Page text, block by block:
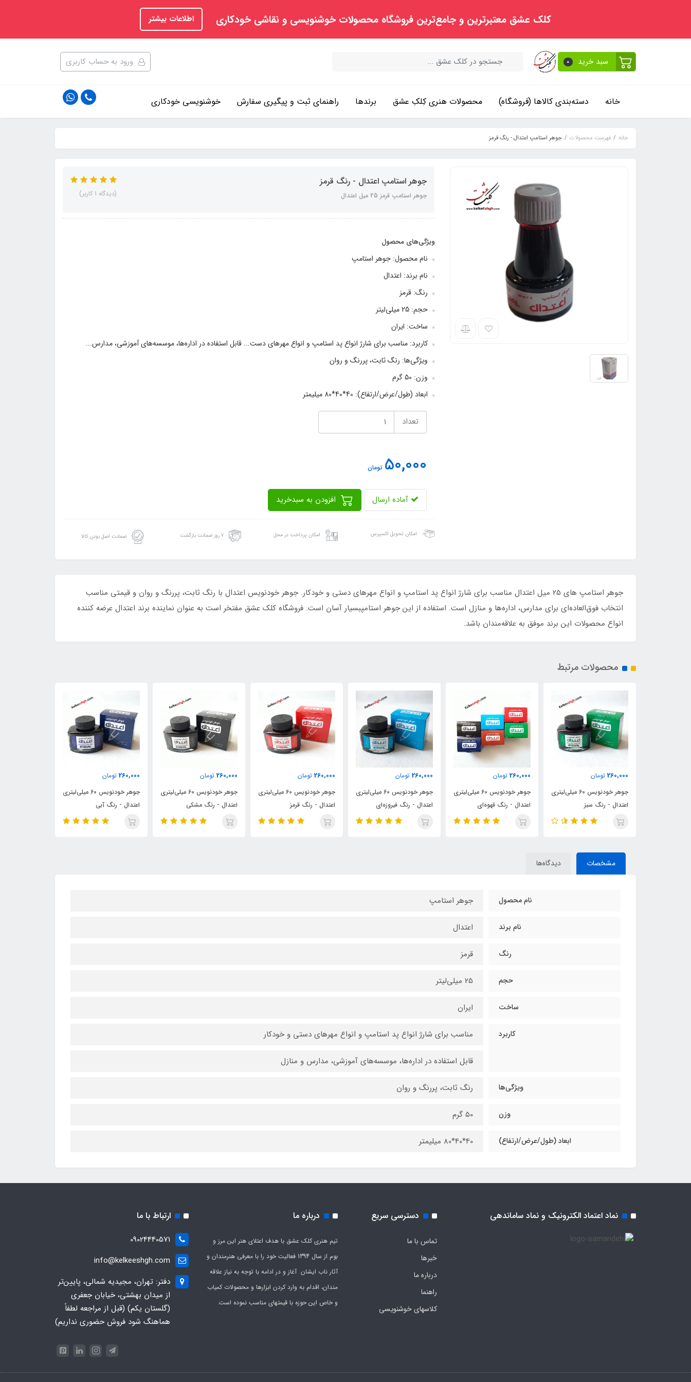
کلک عشق معتبرترین و جامع‌ترین فروشگاه محصولات خوشنویسی و نقاشی خودکاری اطلاعات بیشتر
سبد خرید 0 ورود به حساب کاربری
خانه دسته‌بندی کالاها (فروشگاه) محصولات هنری کِلکِ عشق برندها راهنمای ثبت و پیگیری سفارش خوشنویسی خودکاری
خانه فهرست محصولات جوهر استامپ اعتدال - رنگ قرمز
جوهر استامپ اعتدال - رنگ قرمز
جوهر استامپ قرمز 25 میل اعتدال (دیدگاه 1 کاربر)
ویژگی‌های محصول
نام محصول: جوهر استامپ
نام برند: اعتدال
رنگ: قرمز
حجم: 25 میلی‌لیتر
ساخت: ایران
کاربرد: مناسب برای شارژ انواع پد استامپ و انواع مهرهای دست... قابل استفاده در اداره‌ها، موسسه‌های آموزشی، مدارس...
ویژگی‌ها: رنگ ثابت، پررنگ و روان
وزن: 50 گرم
ابعاد (طول/عرض/ارتفاع): 40*40*80 میلیمتر
تعداد
50,000 تومان
آماده ارسال
امکان تحویل اکسپرس امکان پرداخت در محل ۷ روز ضمانت بازگشت ضمانت اصل بودن کالا
جوهر استامپ های 25 میل اعتدال مناسب برای شارژ انواع پد استامپ و انواع مهرهای دستی و خودکار. جوهر خودنویس اعتدال با رنگ ثابت، پررنگ و روان و قیمتی مناسب
انتخاب فوق‌العاده‌ای برای مدارس، اداره‌ها و منازل است. استفاده از این جوهر استامپبسیار آسان است. فروشگاه کلک عشق مفتخر است به عنوان نماینده برند اعتدال عرضه کننده
انواع محصولات این برند موفق به علاقه‌مندان باشد.
محصولات مرتبط
260,000 تومان
جوهر خودنویس 60 میلی‌لیتری
اعتدال - رنگ قهوه‌ای
260,000 تومان
جوهر خودنویس 60 میلی‌لیتری
اعتدال - رنگ فیروزه‌ای
260,000 تومان
جوهر خودنویس 60 میلی‌لیتری
اعتدال - رنگ قرمز
260,000 تومان
جوهر خودنویس 60 میلی‌لیتری
اعتدال - رنگ مشکی
260,000 تومان
جوهر خودنویس 60 میلی‌لیتری
اعتدال - رنگ آبی
50,000 تومان
جوهر استامپ اعتدال - رنگ
آبی
مشخصات دیدگاه‌ها
نام محصول جوهر استامپ
نام برند اعتدال
رنگ قرمز
حجم 25 میلی‌لیتر
ساخت ایران
کاربرد مناسب برای شارژ انواع پد استامپ و انواع مهرهای دستی و خودکار
قابل استفاده در اداره‌ها، موسسه‌های آموزشی، مدارس و منازل
ویژگی‌ها رنگ ثابت، پررنگ و روان
وزن 50 گرم
ابعاد (طول/عرض/ارتفاع) 40*40*80 میلیمتر
نماد اعتماد الکترونیک و نماد ساماندهی دسترسی سریع
تماس با ما
خبرها
درباره ما
راهنما
کلاسهای خوشنویسی
درباره ما
تیم هنری کلک عشق با هدف اعتلای هنر این مرز و
بوم از سال 1394 فعالیت خود را با معرفی هنرمندان و
آثار ناب ایشان آغاز و در ادامه با توجه به نیاز علاقه
مندان، اقدام به وارد کردن ابزارها و محصولات کمیاب
و خاص این حوزه با قیمتهای مناسب نموده است.
ارتباط با ما
09024440571
info@kelkeeshgh.com
دفتر: تهران، مجیدیه شمالی، پایین‌تر
از میدان بهشتی، خیابان جعفری
(گلستان یکم) (قبل از مراجعه لطفاً
هماهنگ شود فروش حضوری نداریم)